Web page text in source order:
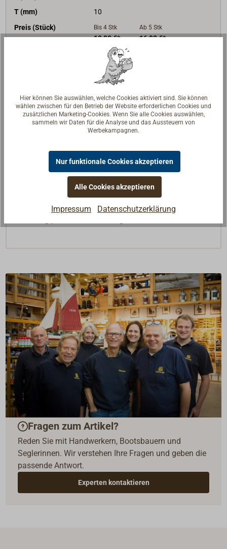
T (mm)
10
Preis (Stück)
Bis 4 Stk
19,90 €*
16,72 €
Ab 5 Stk
16,90 €*
Am Lager
In den Warenkorb
Beschreibung
Lukengriff mit großem versenktem Griff.
Lieferbar in zwei Größen.
Fragen zum Artikel?
Reden Sie mit Handwerkern, Bootsbauern und
Seglerinnen. Wir verstehen Ihre Fragen und geben die
passende Antwort.
Experten kontaktieren
Hier können Sie auswählen, welche Cookies aktiviert sind. Sie können
wählen zwischen für den Betrieb der Website erforderlichen Cookies und
zusätzlichen Marketing-Cookies. Wenn Sie alle Cookies auswählen,
sammeln wir Daten für die Analyse und das Aussteuern von
Werbekampagnen.
Nur funktionale Cookies akzeptieren
Alle Cookies akzeptieren
Impressum Datenschutzerklärung